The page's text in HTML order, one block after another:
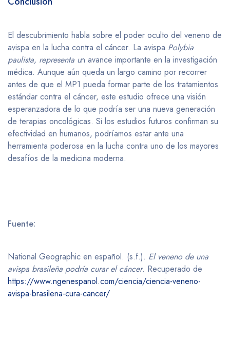
El descubrimiento habla sobre el poder oculto del veneno de
avispa en la lucha contra el cáncer. La avispa Polybia
paulista, representa un avance importante en la investigación
médica. Aunque aún queda un largo camino por recorrer
antes de que el MP1 pueda formar parte de los tratamientos
estándar contra el cáncer, este estudio ofrece una visión
esperanzadora de lo que podría ser una nueva generación
de terapias oncológicas. Si los estudios futuros confirman su
efectividad en humanos, podríamos estar ante una
herramienta poderosa en la lucha contra uno de los mayores
desafíos de la medicina moderna.
Fuente:
National Geographic en español. (s.f.). El veneno de una
avispa brasileña podría curar el cáncer. Recuperado de
https://www.ngenespanol.com/ciencia/ciencia-veneno-
avispa-brasilena-cura-cancer/